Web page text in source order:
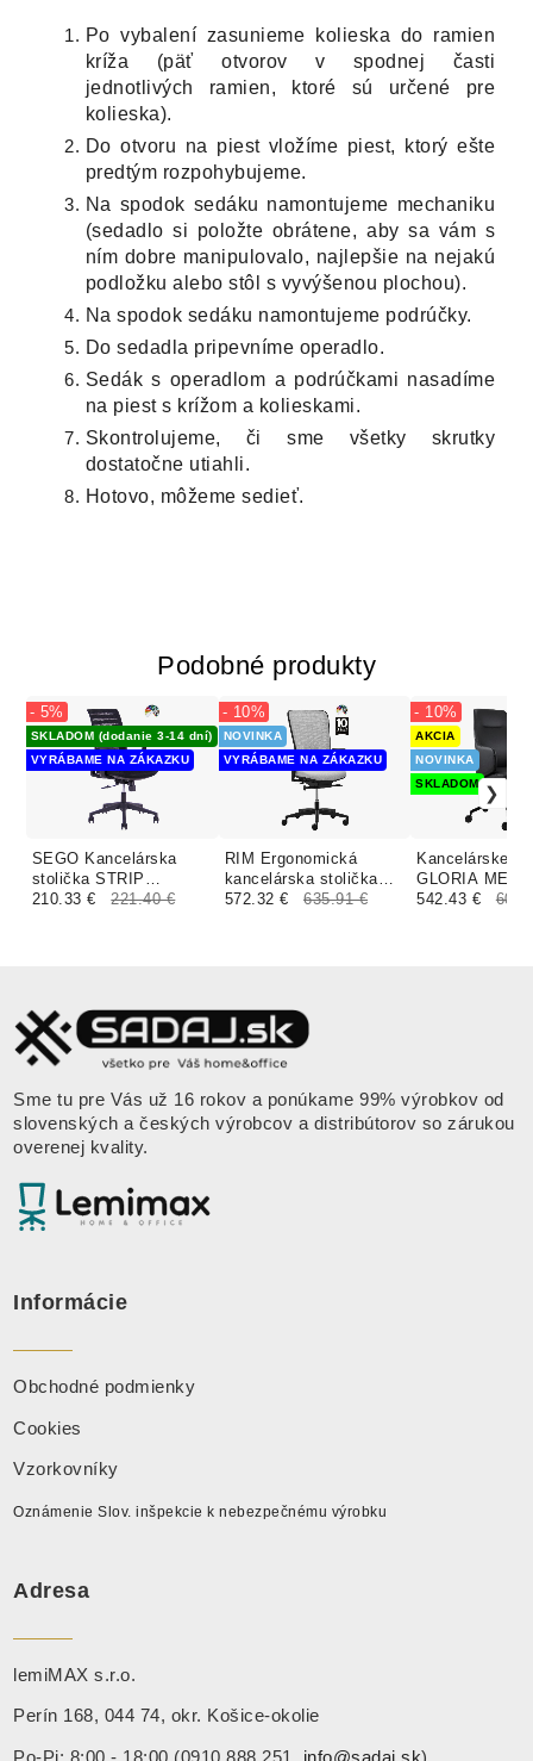
Po vybalení zasunieme kolieska do ramien
kríža (päť otvorov v spodnej časti
jednotlivých ramien, ktoré sú určené pre
kolieska).
Do otvoru na piest vložíme piest, ktorý ešte
predtým rozpohybujeme.
Na spodok sedáku namontujeme mechaniku
(sedadlo si položte obrátene, aby sa vám s
ním dobre manipulovalo, najlepšie na nejakú
podložku alebo stôl s vyvýšenou plochou).
Na spodok sedáku namontujeme podrúčky.
Do sedadla pripevníme operadlo.
Sedák s operadlom a podrúčkami nasadíme
na piest s krížom a kolieskami.
Skontrolujeme, či sme všetky skrutky
dostatočne utiahli.
Hotovo, môžeme sedieť.
Podobné produkty
SEGO Kancelárska
stolička STRIP
čalúnenie BONDAI
SKLADOM (dodanie 3-14 dní)
VYRÁBAME NA ZÁKAZKU
- 5%
210.33 € 221.40 €
RIM Ergonomická
kancelárska stolička
SPACE SP 1501
NOVINKA
VYRÁBAME NA ZÁKAZKU
- 10%
572.32 € 635.91 €
Kancelárske
GLORIA
čierna koža /
AKCIA
NOVINKA
SKLADOM
- 10%
542.43 €
Sme tu pre Vás už 16 rokov a ponúkame 99% výrobkov od
slovenských a českých výrobcov a distribútorov so zárukou
overenej kvality.
Informácie
Obchodné podmienky
Cookies
Vzorkovníky
Oznámenie Slov. inšpekcie k nebezpečnému výrobku
Adresa
lemiMAX s.r.o.
Perín 168, 044 74, okr. Košice-okolie